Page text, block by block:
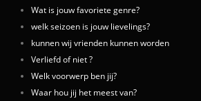
Wat is jouw favoriete genre?
welk seizoen is jouw lievelings?
kunnen wij vrienden kunnen worden
Verliefd of niet ?
Welk voorwerp ben jij?
Waar hou jij het meest van?